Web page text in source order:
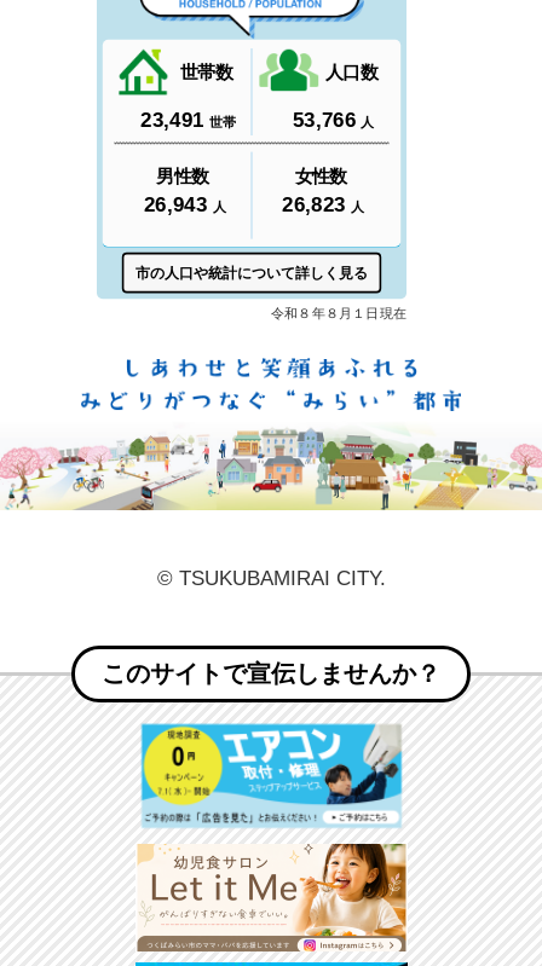
© TSUKUBAMIRAI CITY.
このサイトで宣伝しませんか？